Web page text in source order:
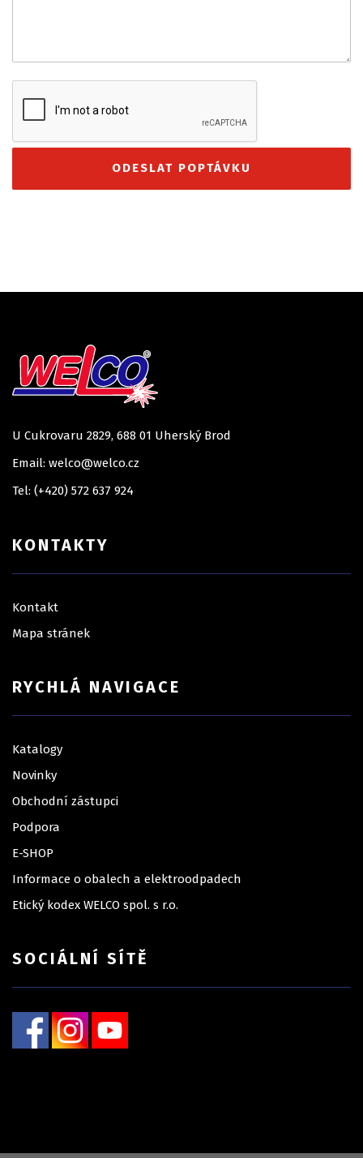
U Cukrovaru 2829, 688 01 Uherský Brod
Email: welco@welco.cz
Tel: (+420) 572 637 924
KONTAKTY
Kontakt
Mapa stránek
RYCHLÁ NAVIGACE
Katalogy
Novinky
Obchodní zástupci
Podpora
E-SHOP
Informace o obalech a elektroodpadech
Etický kodex WELCO spol. s r.o.
SOCIÁLNÍ SÍTĚ